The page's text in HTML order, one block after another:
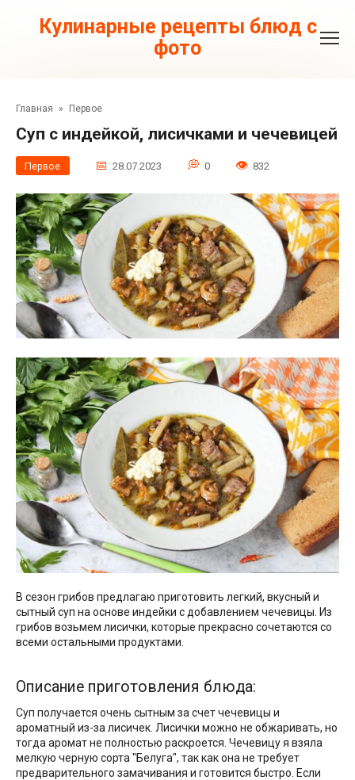
контентуКулинарные рецепты блюд с
фото
Главная » Первое
Суп с индейкой, лисичками и чечевицей
Первое 28.07.2023 0 832
В сезон грибов предлагаю приготовить легкий, вкусный и
сытный суп на основе индейки с добавлением чечевицы. Из
грибов возьмем лисички, которые прекрасно сочетаются со
всеми остальными продуктами.
Описание приготовления блюда:
Суп получается очень сытным за счет чечевицы и
ароматный из-за лисичек. Лисички можно не обжаривать, но
тогда аромат не полностью раскроется. Чечевицу я взяла
мелкую черную сорта "Белуга", так как она не требует
предварительного замачивания и готовится быстро. Если